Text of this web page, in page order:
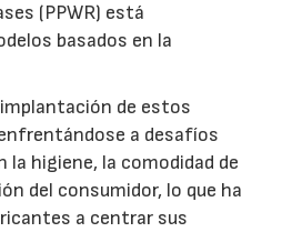
(PPWR) está
basados en la
de estos
a desafíos
la higiene, la comodidad de
del consumidor, lo que ha
a centrar sus